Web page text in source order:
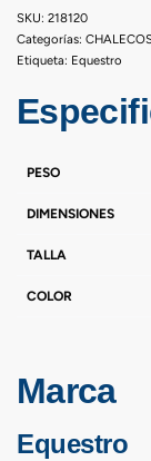
218120
Categorías:
Etiqueta: Equestro
PESO
DIMENSIONES
TALLA
COLOR
Marca
Equestro